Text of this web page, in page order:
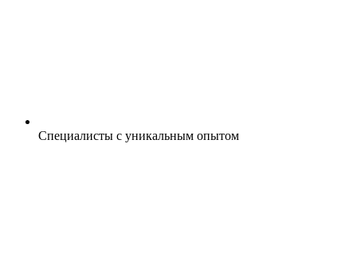
Специалисты с уникальным опытом